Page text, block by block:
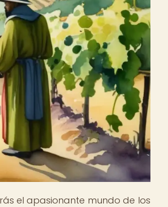
el apasionante mundo de los